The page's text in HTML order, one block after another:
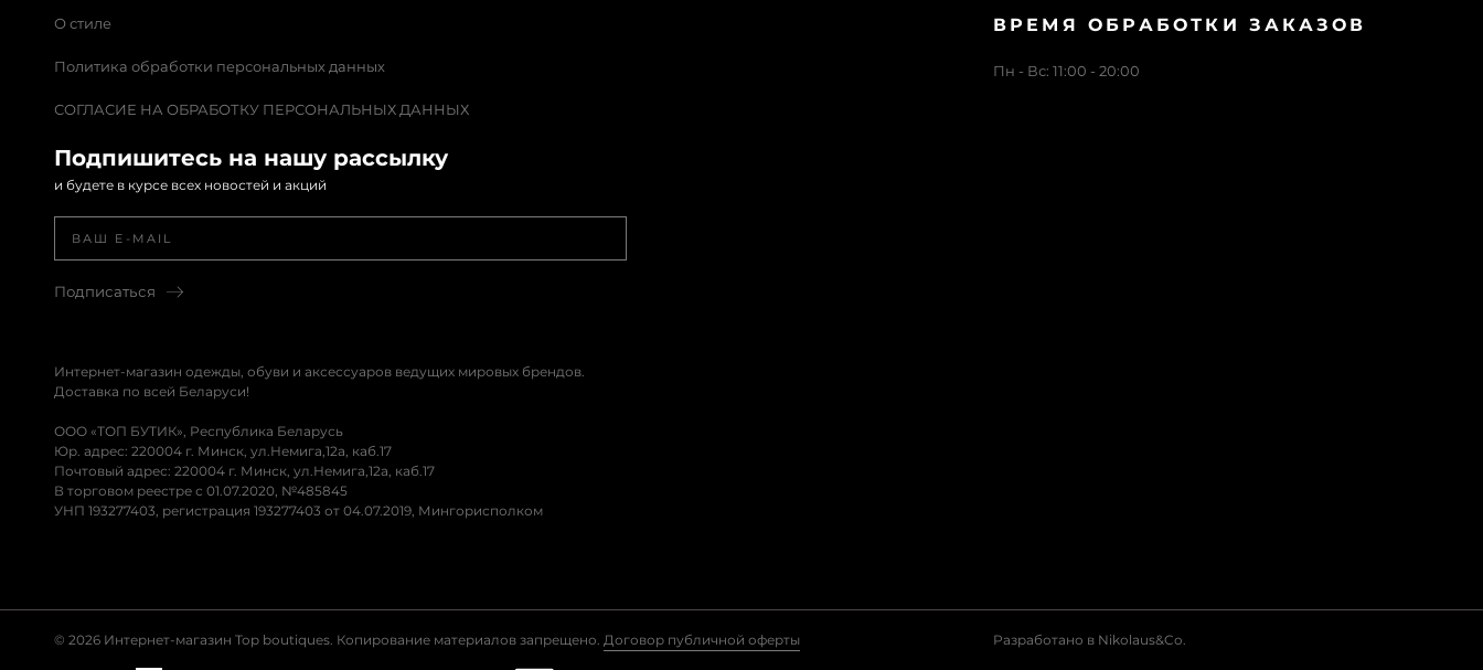
О стиле
Политика обработки персональных данных
СОГЛАСИЕ НА ОБРАБОТКУ ПЕРСОНАЛЬНЫХ ДАННЫХ
ВРЕМЯ ОБРАБОТКИ ЗАКАЗОВ
Пн - Вс: 11:00 - 20:00
Подпишитесь на нашу рассылку
и будете в курсе всех новостей и акций
Подписаться
Интернет-магазин одежды, обуви и аксессуаров ведущих мировых брендов.
Доставка по всей Беларуси!
ООО «ТОП БУТИК», Республика Беларусь
Юр. адрес: 220004 г. Минск, ул.Немига,12а, каб.17
Почтовый адрес: 220004 г. Минск, ул.Немига,12а, каб.17
В торговом реестре с 01.07.2020, №485845
УНП 193277403, регистрация 193277403 от 04.07.2019, Мингорисполком
© 2026 Интернет-магазин Top boutiques. Копирование материалов запрещено. Договор публичной оферты Разработано в Nikolaus&Co.